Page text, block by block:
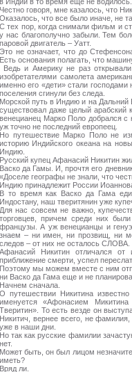
Честно говоря, мне казалось, что
Оказалось, что все было иначе, не
С тех пор, когда снимали фильм и
у нас благополучно забыли. Тем
паровой двигатель – Уатт.
Это не означает, что до
Есть основания полагать, что
Ведь и Америку не раз
изобретателями самолета
именно его «дети» стали
поселения сгинули без следа.
Морской путь в Индию и на Дальний
существовал даже целый арабский
венецианец Марко Поло добрался с
уж точно не последний европеец.
Но путешествие Марко Поло не
историю Индийского океана на
Индию.
Русский купец Афанасий Никитин
Васко да Гамы. И, прочтя его
«Доселе географы не знали, что
Индию принадлежит России
В то время как Васко да Гама
Индостану, наш тверитянин уже
Для нас совсем не важно,
торговцев, причем среди них
французы. А уж венецианцы и
знаем – ни имен, ни прозвищ, ни
следов – от них не осталось
Афанасий Никитин отличался
приближение смерти, успел
Поэтому мы можем вместе с ним
ни Васко да Гама еще и не
Начнем сначала.
О путешествии Никитина
именуется «Афонасием
Тверитин». То есть везде он
Никитич, вернее всего, не
уже в наши дни.
Но так как русские фамилии
нет.
Может быть, он был лицом
иметь?
Вряд ли.